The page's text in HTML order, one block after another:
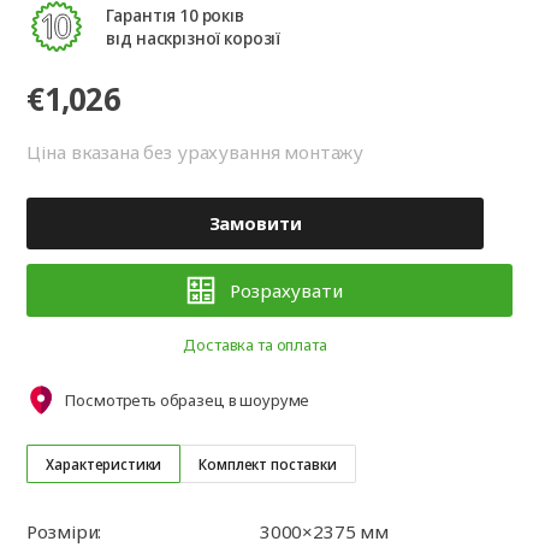
Характеристики Комплект поставки
Розміри:
3000×2375 мм
Гарантія 10 років
від наскрізної корозії
€1,026
Ціна вказана без урахування монтажу
Замовити
Розрахувати
Доставка та оплата
Посмотреть образец в шоуруме